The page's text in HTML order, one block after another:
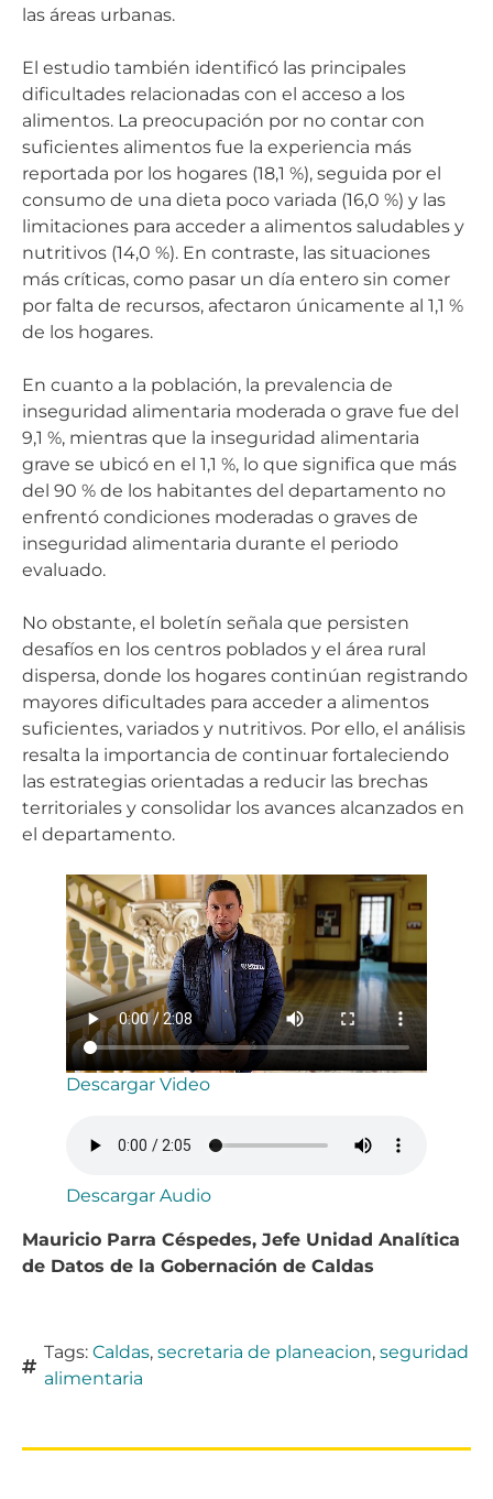
las áreas urbanas.
El estudio también identificó las principales
dificultades relacionadas con el acceso a los
alimentos. La preocupación por no contar con
suficientes alimentos fue la experiencia más
reportada por los hogares (18,1 %), seguida por el
consumo de una dieta poco variada (16,0 %) y las
limitaciones para acceder a alimentos saludables y
nutritivos (14,0 %). En contraste, las situaciones
más críticas, como pasar un día entero sin comer
por falta de recursos, afectaron únicamente al 1,1 %
de los hogares.
En cuanto a la población, la prevalencia de
inseguridad alimentaria moderada o grave fue del
9,1 %, mientras que la inseguridad alimentaria
grave se ubicó en el 1,1 %, lo que significa que más
del 90 % de los habitantes del departamento no
enfrentó condiciones moderadas o graves de
inseguridad alimentaria durante el periodo
evaluado.
No obstante, el boletín señala que persisten
desafíos en los centros poblados y el área rural
dispersa, donde los hogares continúan registrando
mayores dificultades para acceder a alimentos
suficientes, variados y nutritivos. Por ello, el análisis
resalta la importancia de continuar fortaleciendo
las estrategias orientadas a reducir las brechas
territoriales y consolidar los avances alcanzados en
el departamento.
Descargar Video
Descargar Audio
Mauricio Parra Céspedes, Jefe Unidad Analítica
de Datos de la Gobernación de Caldas
Tags: Caldas, secretaria de planeacion, seguridad
alimentaria